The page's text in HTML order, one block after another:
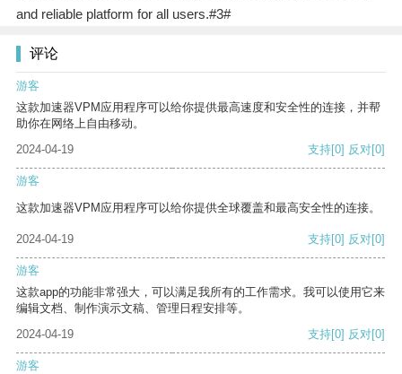
and reliable platform for all users.#3#
评论
游客
这款加速器VPM应用程序可以给你提供最高速度和安全性的连接，并帮
助你在网络上自由移动。
2024-04-19
支持[0] 反对[0]
游客
这款加速器VPM应用程序可以给你提供全球覆盖和最高安全性的连接。
2024-04-19 支持[0] 反对[0]
游客
这款app的功能非常强大，可以满足我所有的工作需求。我可以使用它来
编辑文档、制作演示文稿、管理日程安排等。
2024-04-19
支持[0] 反对[0]
游客